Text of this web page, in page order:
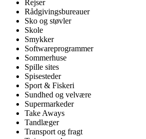
Rejser
Rådgivingsbureauer
Sko og støvler
Skole
Smykker
Softwareprogrammer
Sommerhuse
Spille sites
Spisesteder
Sport & Fiskeri
Sundhed og velvære
Supermarkeder
Take Aways
Tandlæger
Transport og fragt